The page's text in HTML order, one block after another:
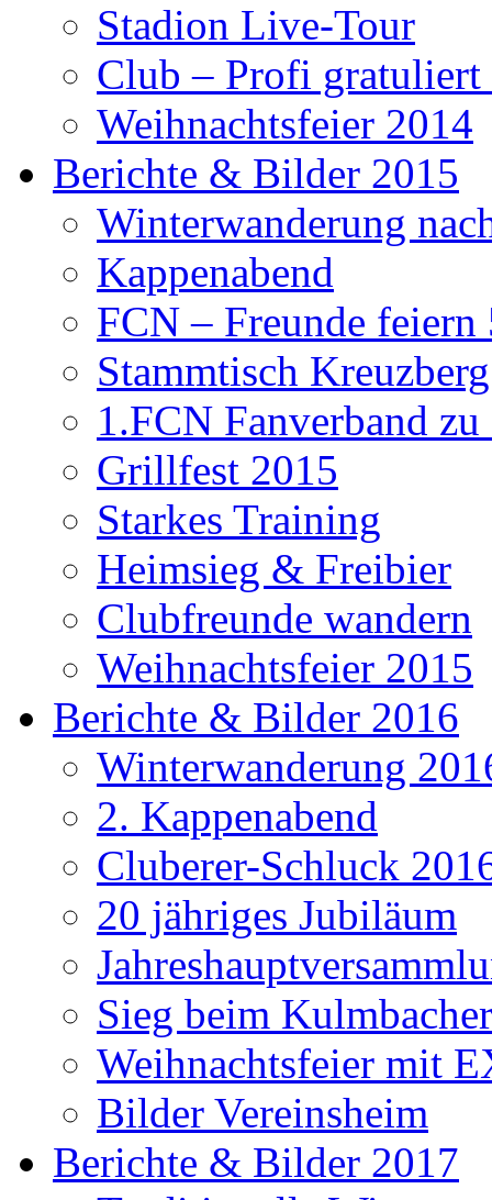
Stadion Live-Tour
Club – Profi gratuliert
Weihnachtsfeier 2014
Berichte & Bilder 2015
Winterwanderung
Kappenabend
FCN – Freunde feiern
Stammtisch Kreuzberg
1.FCN Fanverband
Grillfest 2015
Starkes Training
Heimsieg & Freibier
Clubfreunde wandern
Weihnachtsfeier 2015
Berichte & Bilder 2016
Winterwanderung
2. Kappenabend
Cluberer-Schluck
20 jähriges Jubiläum
Sieg beim
Weihnachtsfeier mit
Bilder Vereinsheim
Berichte & Bilder 2017